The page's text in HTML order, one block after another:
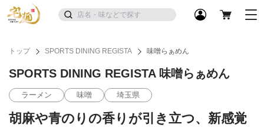
トップ SPORTS DINING REGISTA 味噌らぁめん
SPORTS DINING REGISTA 味噌らぁめん
ラーメン 味噌 埼玉県
胡麻や青のりの香りが引き立つ、新感覚